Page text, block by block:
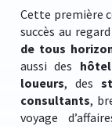
Cette première
succès au
de tous
aussi des
loueurs, des
consultants,
voyage